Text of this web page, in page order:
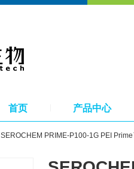
首页 产品中心
SEROCHEM PRIME-P100-1G PEI